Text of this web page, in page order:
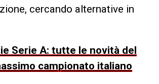
cercando alternative in
Serie A: tutte le novità del
campionato italiano